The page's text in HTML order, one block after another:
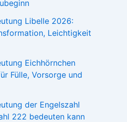
Libelle 2026:
Leichtigkeit
Eichhörnchen
Fülle, Vorsorge und
der Engelszahl
222 bedeuten kann